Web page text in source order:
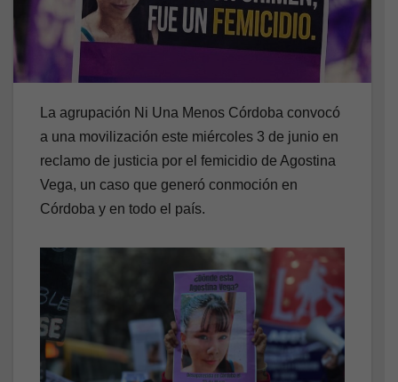
La agrupación Ni Una Menos Córdoba convocó
a una movilización este miércoles 3 de junio en
reclamo de justicia por el femicidio de Agostina
Vega, un caso que generó conmoción en
Córdoba y en todo el país.